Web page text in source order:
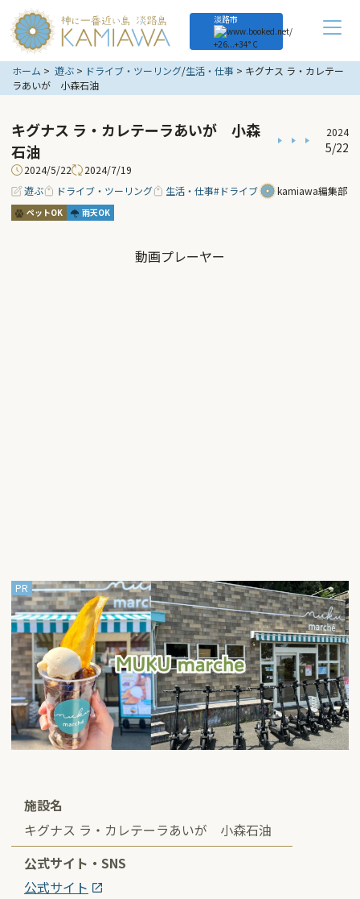
淡路市
+26...+34° C
ホーム 遊ぶ ドライブ・ツーリング/生活・仕事
キグナス ラ・カレテー
ラあいが 小森石油
キグナス ラ・カレテーラあいが 小森
石油
2024
5/22
2024/5/22
2024/7/19
遊ぶ
ドライブ・ツーリング 生活・仕事#ドライブ kamiawa編集部
ペットOK 雨天OK
動画プレーヤー
施設名
キグナス ラ・カレテーラあいが 小森石油
公式サイト・SNS
公式サイト